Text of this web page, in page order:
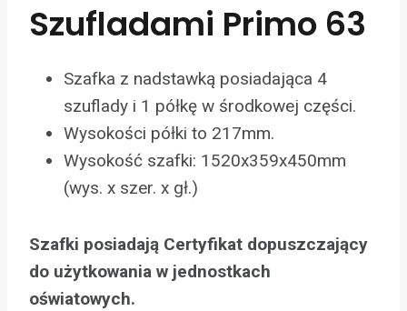
Szufladami Primo 63
Szafka z nadstawką posiadająca 4
szuflady i 1 półkę w środkowej części.
Wysokości półki to 217mm.
Wysokość szafki: 1520x359x450mm
(wys. x szer. x gł.)
Szafki posiadają Certyfikat dopuszczający
do użytkowania w jednostkach
oświatowych.